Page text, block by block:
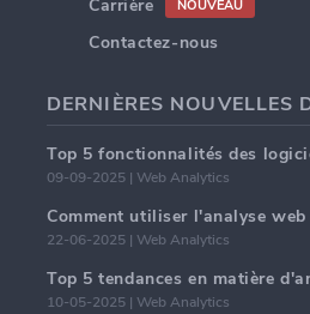
Carrière
NOUVEAU
Contactez-nous
09-09-2025 | Web Analytics
Comment utiliser l'analyse web
22-06-2025 | Web Analytics
10-05-2025 | Web Analytics